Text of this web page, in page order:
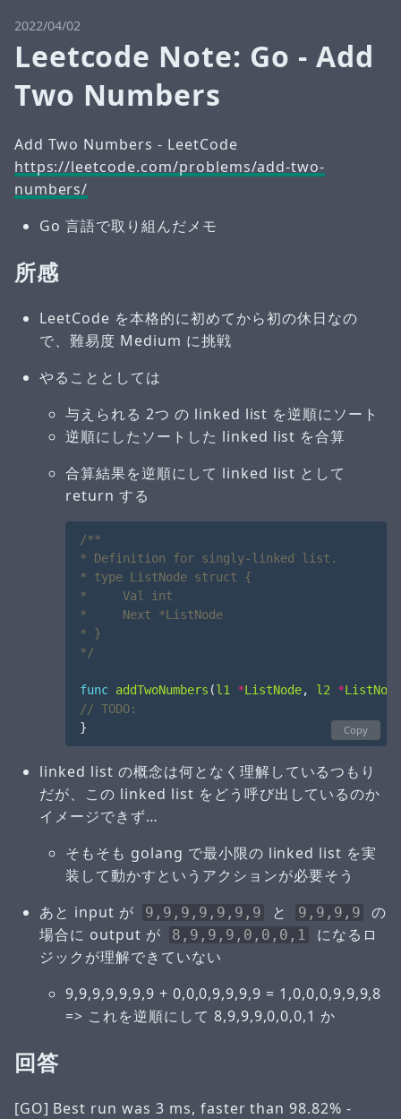
2022/04/02
Leetcode Note: Go - Add
Two Numbers
Add Two Numbers - LeetCode
https://leetcode.com/problems/add-two-
numbers/
Go 言語で取り組んだメモ
所感
LeetCode を本格的に初めてから初の休日なの
で、難易度 Medium に挑戦
やることとしては
与えられる 2つ の linked list を逆順にソート
逆順にしたソートした linked list を合算
合算結果を逆順にして linked list として
return する
*/
func addTwoNumbers (l1 *ListNode, l2 *
}
Copy
linked list の概念は何となく理解しているつもり
だが、この linked list をどう呼び出しているのか
イメージできず…
そもそも golang で最小限の linked list を実
装して動かすというアクションが必要そう
あと input が
9,9,9,9,9,9,9 と 9,9,9,9
の
場合に output が
8,9,9,9,0,0,0,1
になるロ
ジックが理解できていない
9,9,9,9,9,9,9 + 0,0,0,9,9,9,9 = 1,0,0,0,9,9,9,8
=> これを逆順にして 8,9,9,9,0,0,0,1 か
回答
[GO] Best run was 3 ms, faster than 98.82% -